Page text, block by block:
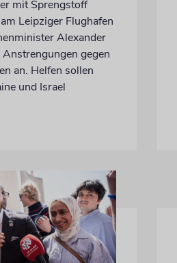
mit Sprengstoff
Leipziger Flughafen
Alexander
gegen
an. Helfen sollen
und Israel